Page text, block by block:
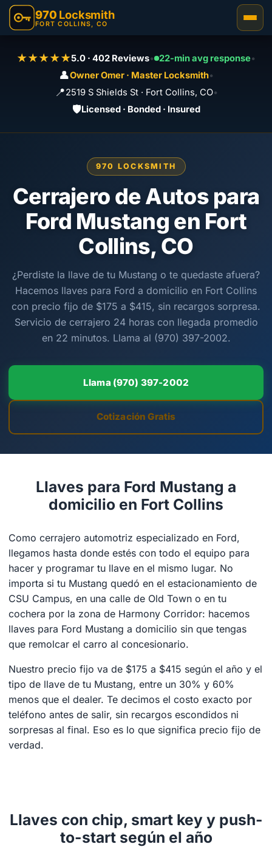
970 Locksmith
FORT COLLINS, CO
★★★★★5.0 · 402 Reviews• 22-min avg response•
👤Owner Omer · Master Locksmith•
📍2519 S Shields St · Fort Collins, CO•
🛡️Licensed · Bonded · Insured
970 LOCKSMITH
Cerrajero de Autos para
Ford Mustang en Fort
Collins, CO
¿Perdiste la llave de tu Mustang o te quedaste afuera?
Hacemos llaves para Ford a domicilio en Fort Collins
con precio fijo de $175 a $415, sin recargos sorpresa.
Servicio de cerrajero 24 horas con llegada promedio
en 22 minutos. Llama al (970) 397-2002.
Llama (970) 397-2002
Cotización Gratis
Llaves para Ford Mustang a
domicilio en Fort Collins
Como cerrajero automotriz especializado en Ford,
llegamos hasta donde estés con todo el equipo para
hacer y programar tu llave en el mismo lugar. No
importa si tu Mustang quedó en el estacionamiento de
CSU Campus, en una calle de Old Town o en tu
cochera por la zona de Harmony Corridor: hacemos
llaves para Ford Mustang a domicilio sin que tengas
que remolcar el carro al concesionario.
Nuestro precio fijo va de $175 a $415 según el año y el
tipo de llave de tu Mustang, entre un 30% y 60%
menos que el dealer. Te decimos el costo exacto por
teléfono antes de salir, sin recargos escondidos ni
sorpresas al final. Eso es lo que significa precio fijo de
verdad.
Llaves con chip, smart key y push-
to-start según el año